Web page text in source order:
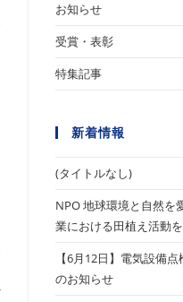
お知らせ
受賞・表彰
特集記事
新着情報
(タイトルなし)
NPO 地球環境と自然を
業における田植え活動を
【6月12日】電気設備
のお知らせ